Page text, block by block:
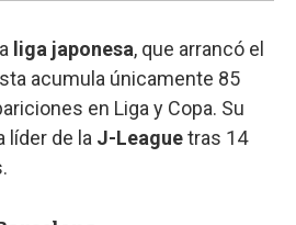
liga japonesa, que arrancó el
acumula únicamente 85
en Liga y Copa. Su
líder de la J-Leaguetras 14